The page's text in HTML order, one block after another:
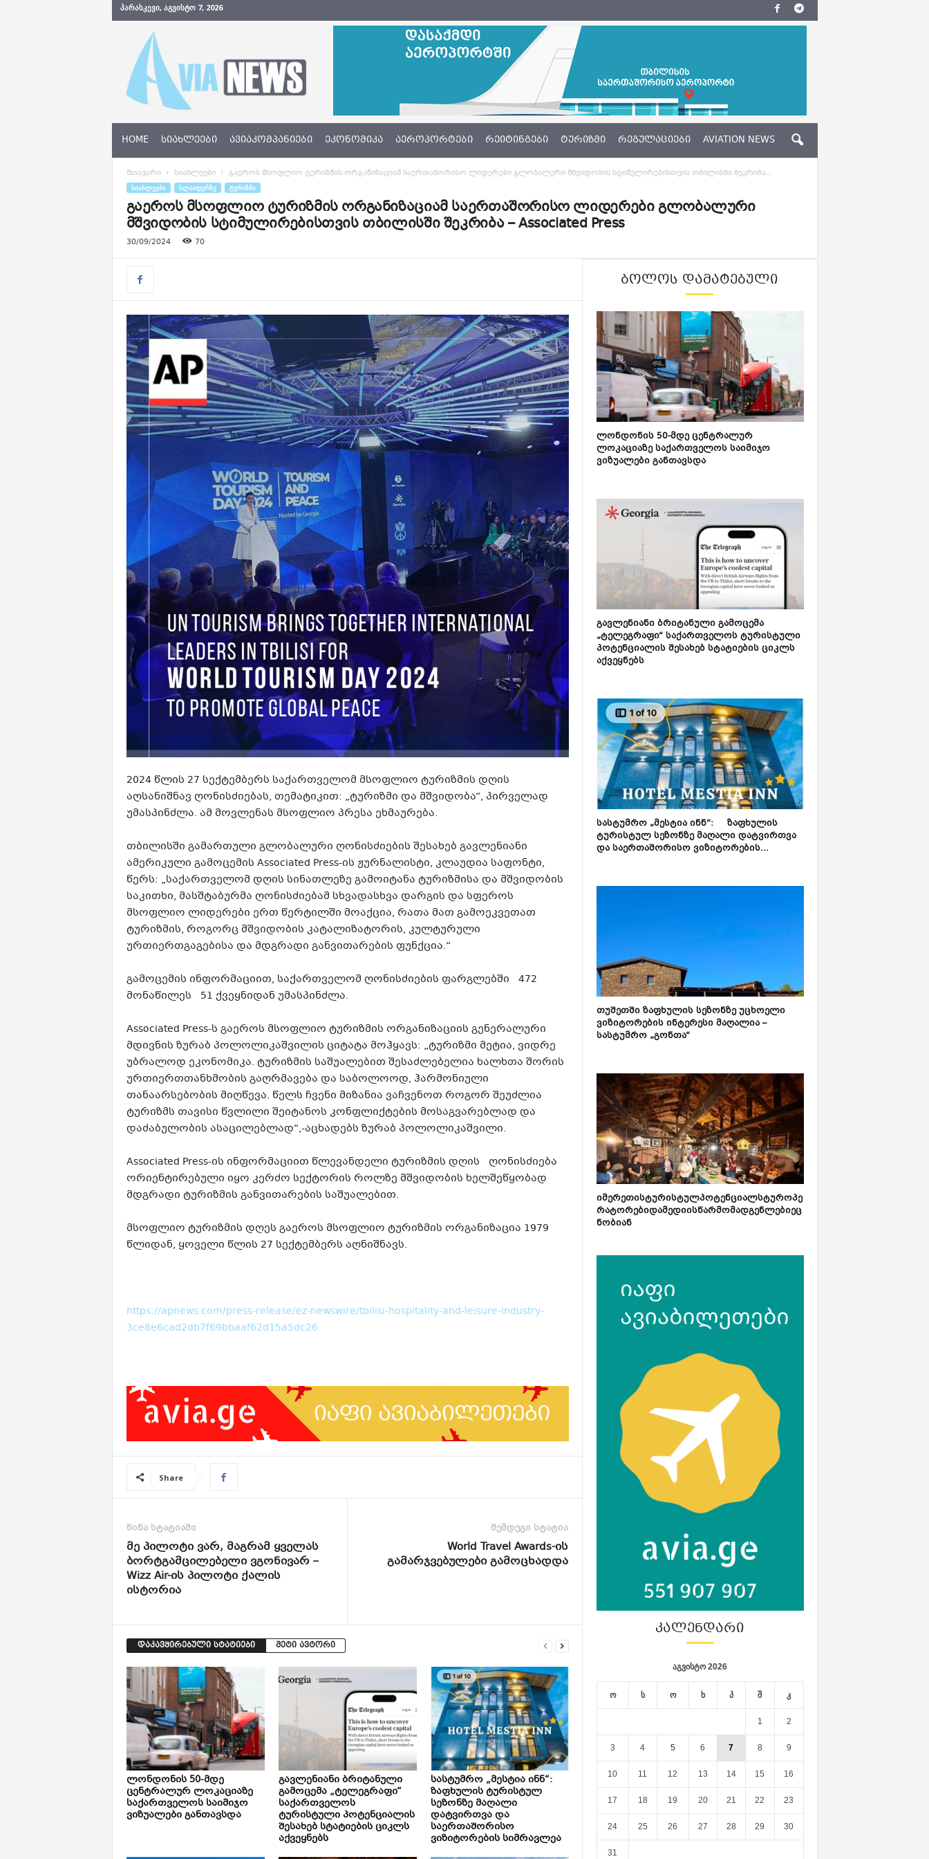
ᲞᲐᲠᲐᲡᲙᲔᲕᲘ, ᲐᲒᲕᲘᲡᲢᲝ 7, 2026
N
w
s
e
HOME ᲡᲘᲐᲮᲚᲔᲔᲑᲘ ᲐᲕᲘᲐᲙᲝᲛᲞᲐᲜᲘᲔᲑᲘ ᲔᲙᲝᲜᲝᲛᲘᲙᲐ ᲐᲔᲠᲝᲞᲝᲠᲢᲔᲑᲘ ᲠᲔᲘᲢᲘᲜᲒᲔᲑᲘ ᲢᲣᲠᲘᲖᲛᲘ ᲠᲔᲒᲣᲚᲐᲪᲘᲔᲑᲘ AVIATION NEWS
მთავარი სიახლეები გაეროს მსოფლიო ტურიზმის ორგანიზაციამ საერთაშორისო ლიდერები გლობალური მშვიდობის სტიმულირებისთვის თბილისში შეკრიბა...
ᲡᲘᲐᲮᲚᲔᲔᲑᲘ ᲡᲚᲐᲘᲓᲔᲠᲖᲔ ᲢᲣᲠᲘᲖᲛᲘ
გაეროს მსოფლიო ტურიზმის ორგანიზაციამ საერთაშორისო ლიდერები გლობალური
მშვიდობის სტიმულირებისთვის თბილისში შეკრიბა – Associated Press
30/09/2024 70
2024 წლის 27 სექტემბერს საქართველომ მსოფლიო ტურიზმის დღის
აღსანიშნავ ღონისძიებას, თემატიკით: „ტურიზმი და მშვიდობა“, პირველად
უმასპინძლა. ამ მოვლენას მსოფლიო პრესა ეხმაურება.
თბილისში გამართული გლობალური ღონისძიების შესახებ გავლენიანი
ამერიკული გამოცემის Associated Press-ის ჟურნალისტი, კლაუდია საფონტი,
წერს: „საქართველომ დღის სინათლეზე გამოიტანა ტურიზმისა და მშვიდობის
საკითხი, მასშტაბურმა ღონისძიებამ სხვადასხვა დარგის და სფეროს
მსოფლიო ლიდერები ერთ წერტილში მოაქცია, რათა მათ გამოეკვეთათ
ტურიზმის, როგორც მშვიდობის კატალიზატორის, კულტურული
ურთიერთგაგებისა და მდგრადი განვითარების ფუნქცია.“
გამოცემის ინფორმაციით, საქართველომ ღონისძიების ფარგლებში 472
მონაწილეს 51 ქვეყნიდან უმასპინძლა.
Associated Press-ს გაეროს მსოფლიო ტურიზმის ორგანიზაციის გენერალური
მდივნის ზურაბ პოლოლიკაშვილის ციტატა მოჰყავს: „ტურიზმი მეტია, ვიდრე
უბრალოდ ეკონომიკა. ტურიზმის საშუალებით შესაძლებელია ხალხთა შორის
ურთიერთთანხმობის გაღრმავება და საბოლოოდ, ჰარმონიული
თანაარსებობის მიღწევა. წელს ჩვენი მიზანია ვაჩვენოთ როგორ შეუძლია
ტურიზმს თავისი წვლილი შეიტანოს კონფლიქტების მოსაგვარებლად და
დაძაბულობის ასაცილებლად“,-აცხადებს ზურაბ პოლოლიკაშვილი.
Associated Press-ის ინფორმაციით წლევანდელი ტურიზმის დღის ღონისძიება
ორიენტირებული იყო კერძო სექტორის როლზე მშვიდობის ხელშეწყობად
მდგრადი ტურიზმის განვითარების საშუალებით.
მსოფლიო ტურიზმის დღეს გაეროს მსოფლიო ტურიზმის ორგანიზაცია 1979
წლიდან, ყოველი წლის 27 სექტემბერს აღნიშნავს.
https://apnews.com/press-release/ez-newswire/tbilisi-hospitality-and-leisure-industry-
3ce8e6cad2db7f69bbaaf62d15a5dc26
Share
წინა სტატიაში
მე პილოტი ვარ, მაგრამ ყველას
ბორტგამცილებელი ვგონივარ –
Wizz Air-ის პილოტი ქალის
ისტორია
შემდეგი სტატია
World Travel Awards-ის
გამარჯვებულები გამოცხადდა
დაკავშირებული სტატიები მეტი ავტორი
ლონდონის 50-მდე
ცენტრალურ ლოკაციაზე
საქართველოს საიმიჯო
ვიზუალები განთავსდა
გავლენიანი ბრიტანული
გამოცემა „ტელეგრაფი“
საქართველოს
ტურისტული პოტენციალის
შესახებ სტატიების ციკლს
აქვეყნებს
სასტუმრო „მესტია ინნ“:
ზაფხულის ტურისტულ
სეზონზე მაღალი
დატვირთვა და
საერთაშორისო
ვიზიტორების სიმრავლეა
ᲑᲝᲚᲝᲡ ᲓᲐᲛᲐᲢᲔᲑᲣᲚᲘ
ლონდონის 50-მდე ცენტრალურ
ლოკაციაზე საქართველოს საიმიჯო
ვიზუალები განთავსდა
გავლენიანი ბრიტანული გამოცემა
„ტელეგრაფი“ საქართველოს ტურისტული
პოტენციალის შესახებ სტატიების ციკლს
აქვეყნებს
სასტუმრო „მესტია ინნ“: ზაფხულის
ტურისტულ სეზონზე მაღალი დატვირთვა
და საერთაშორისო ვიზიტორების...
თუშეთში ზაფხულის სეზონზე უცხოელი
ვიზიტორების ინტერესი მაღალია –
სასტუმრო „გონთა“
იმერეთისტურისტულპოტენციალსტუროპე
რატორებიდამედიისწარმომადგენლებიეც
ნობიან
ᲙᲐᲚᲔᲜᲓᲐᲠᲘ
აგვისტო 2026
ო ს ო ხ პ შ კ
1 2
3 4 5 6 7 8 9
10 11 12 13 14 15 16
17 18 19 20 21 22 23
24 25 26 27 28 29 30
31